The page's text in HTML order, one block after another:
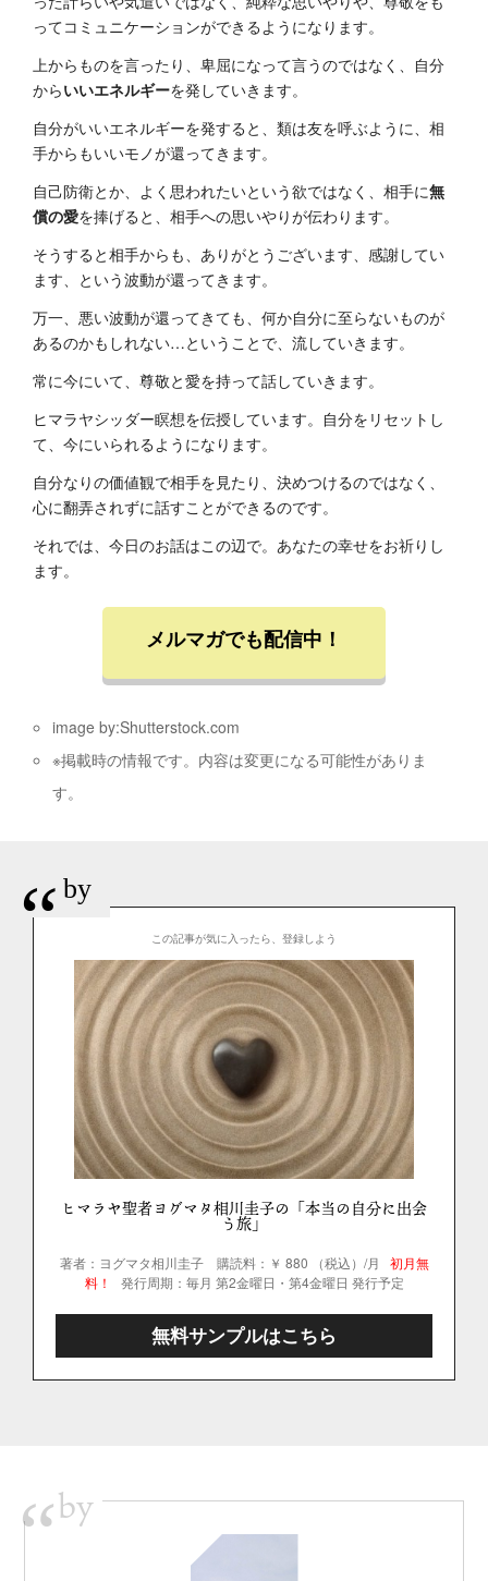
ってコミュニケーションができるようになります。
上からものを言ったり、卑屈になって言うのではなく、自分
からいいエネルギーを発していきます。
自分がいいエネルギーを発すると、類は友を呼ぶように、相
手からもいいモノが還ってきます。
自己防衛とか、よく思われたいという欲ではなく、相手に無
償の愛を捧げると、相手への思いやりが伝わります。
そうすると相手からも、ありがとうございます、感謝してい
ます、という波動が還ってきます。
万一、悪い波動が還ってきても、何か自分に至らないものが
あるのかもしれない…ということで、流していきます。
常に今にいて、尊敬と愛を持って話していきます。
ヒマラヤシッダー瞑想を伝授しています。自分をリセットし
て、今にいられるようになります。
自分なりの価値観で相手を見たり、決めつけるのではなく、
心に翻弄されずに話すことができるのです。
それでは、今日のお話はこの辺で。あなたの幸せをお祈りし
ます。
メルマガでも配信中！
image by:Shutterstock.com
※掲載時の情報です。内容は変更になる可能性がありま
す。
“ by
この記事が気に入ったら、登録しよう
ヒマラヤ聖者ヨグマタ相川圭子の「本当の自分に出会
う旅」
著者：ヨグマタ相川圭子 購読料：￥ 880 （税込）/月
初月無
料！
発行周期：毎月 第2金曜日・第4金曜日 発行予定
無料サンプルはこちら
“by